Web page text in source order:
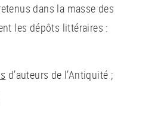
dans la masse des
les dépôts littéraires :
d’auteurs de l’Antiquité ;